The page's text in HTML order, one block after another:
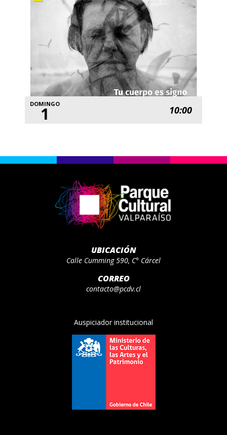
DOMINGO
1 10:00
UBICACIÓN
Calle Cumming 590, C° Cárcel
CORREO
contacto@pcdv.cl
Auspiciador institucional